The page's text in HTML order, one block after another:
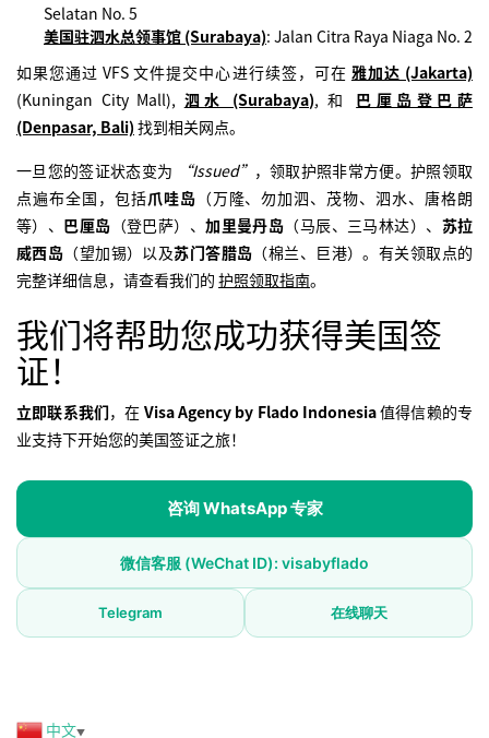
Selatan No. 5
美国驻泗水总领事馆 (Surabaya): Jalan Citra Raya Niaga No. 2
如果您通过 VFS 文件提交中心进行续签，可在 雅加达 (Jakarta)
(Kuningan City Mall), 泗水 (Surabaya), 和 巴厘岛登巴萨
(Denpasar, Bali) 找到相关网点。
一旦您的签证状态变为
“Issued” ，领取护照非常方便。护照领取
点遍布全国，包括爪哇岛 （万隆、勿加泗、茂物、泗水、唐格朗
等）、 巴厘岛 （登巴萨）、加里曼丹岛 （马辰、三马林达）、 苏拉
威西岛 （望加锡）以及苏门答腊岛 （棉兰、巨港）。有关领取点的
完整详细信息，请查看我们的 护照领取指南。
我们将帮助您成功获得美国签
证！
立即联系我们，在 Visa Agency by Flado Indonesia值得信赖的专
业支持下开始您的美国签证之旅！
咨询 WhatsApp 专家
微信客服 (WeChat ID): visabyflado
Telegram 在线聊天
中文▼